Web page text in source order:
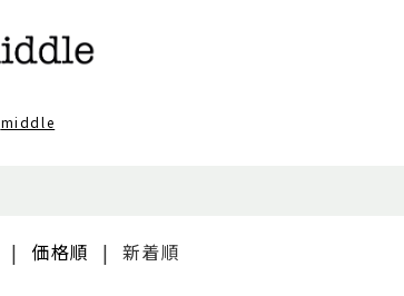
middle
| 価格順 | 新着順